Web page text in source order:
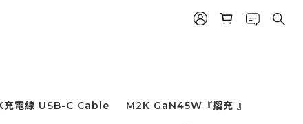
充電線 USB-C Cable M2K GaN45W『摺充 』